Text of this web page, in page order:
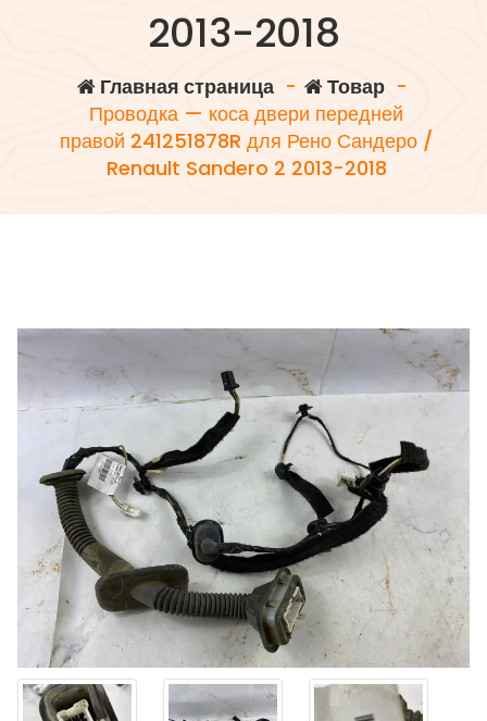
2013-2018
Главная страница- Товар-
Проводка — коса двери передней
правой 241251878R для Рено Сандеро /
Renault Sandero 2 2013-2018